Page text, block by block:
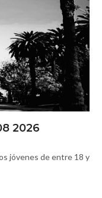
2026
jóvenes de entre 18 y